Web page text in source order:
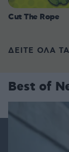
Cut The Rope
ΔΕΙΤΕ ΟΛΑ ΤΑ
Best of